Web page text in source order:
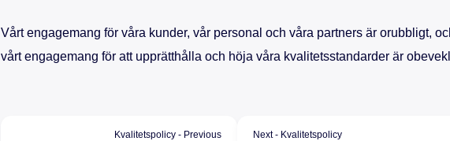
Vårt engagemang för våra kunder, vår personal och våra partners är orubbligt,
vårt engagemang för att upprätthålla och höja våra kvalitetsstandarder är
Kvalitetspolicy - Previous Next - Kvalitetspolicy